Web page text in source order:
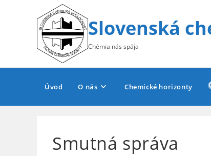
Slovenská
Chémia nás spája
Úvod O nás Chemické horizonty
Smutná správa